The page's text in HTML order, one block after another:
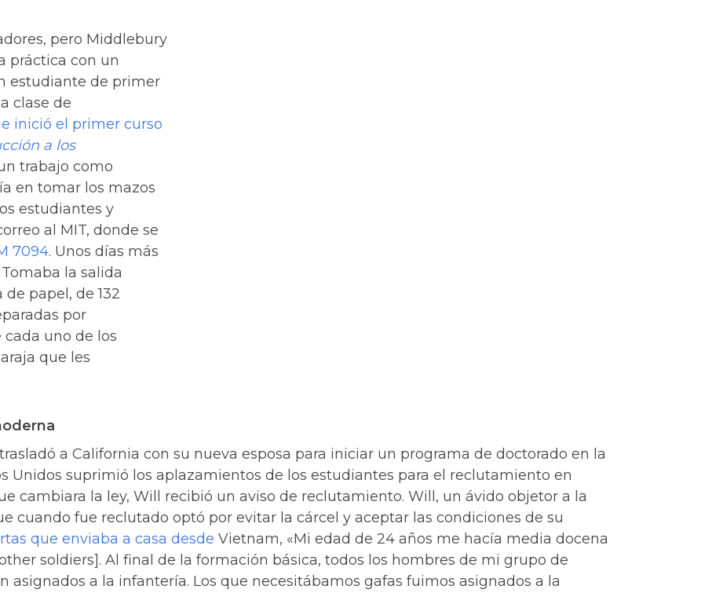
pero Middlebury
práctica con un
estudiante de primer
clase de
inició el primer curso
a los
trabajo como
en tomar los mazos
estudiantes y
al MIT, donde se
7094. Unos días más
la salida
papel, de 132
por
cada uno de los
que les
a California con su nueva esposa para iniciar un programa de doctorado en la
Unidos suprimió los aplazamientos de los estudiantes para el reclutamiento en
cambiara la ley, Will recibió un aviso de reclutamiento. Will, un ávido objetor a la
cuando fue reclutado optó por evitar la cárcel y aceptar las condiciones de su
que enviaba a casa desde Vietnam, «Mi edad de 24 años me hacía media docena
soldiers]. Al final de la formación básica, todos los hombres de mi grupo de
asignados a la infantería. Los que necesitábamos gafas fuimos asignados a la